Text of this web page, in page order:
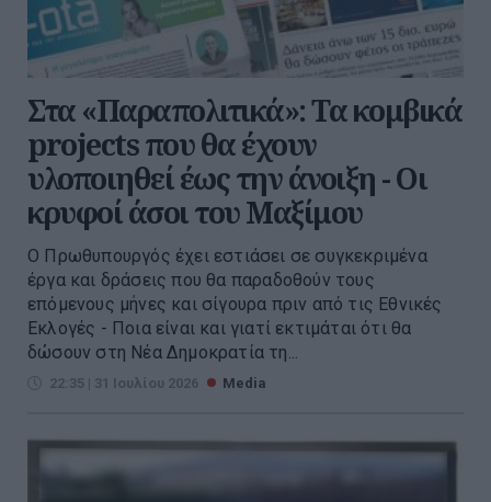
Στα «Παραπολιτικά»: Τα κομβικά
projects που θα έχουν
υλοποιηθεί έως την άνοιξη - Οι
κρυφοί άσοι του Μαξίμου
Ο Πρωθυπουργός έχει εστιάσει σε συγκεκριμένα
έργα και δράσεις που θα παραδοθούν τους
επόµενους µήνες και σίγουρα πριν από τις Εθνικές
Εκλογές - Ποια είναι και γιατί εκτιµάται ότι θα
δώσουν στη Νέα ∆ημοκρατία τη...
22:35 | 31 Ιουλίου 2026 Media